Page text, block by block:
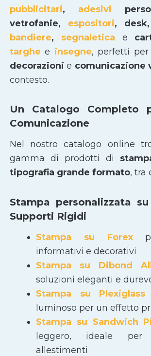
pubblicitari, adesivi
vetrofanie, espositori,
bandiere, segnaletica e
targhee insegne, perfetti per
decorazionie comunicazione
contesto.
Un Catalogo Completo
Comunicazione
Nel nostro catalogo online
gamma di prodotti di
tipografia grande formato, tra
Stampa personalizzata
Supporti Rigidi
Stampa su Forex
informativi e decorativi
Stampa su Dibond
soluzioni eleganti e
Stampa su Plexiglass
luminoso per un effetto
Stampa su Sandwich
leggero, ideale
allestimenti